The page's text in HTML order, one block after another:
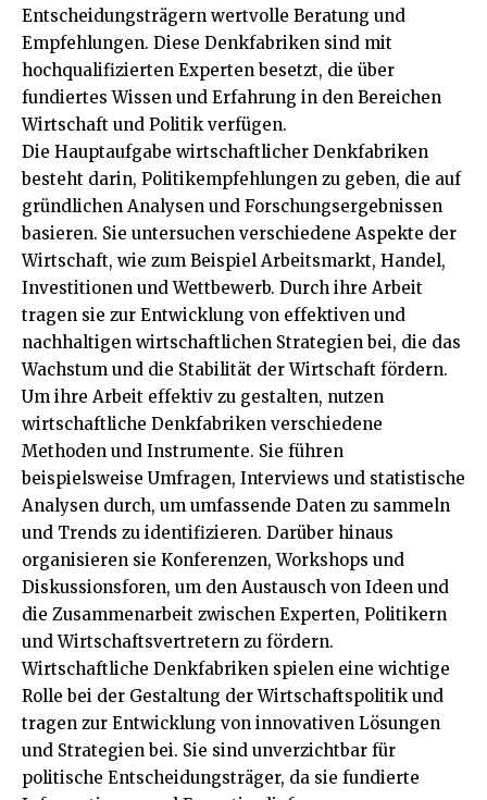
Entscheidungsträgern wertvolle Beratung und
Empfehlungen. Diese Denkfabriken sind mit
hochqualifizierten Experten besetzt, die über
fundiertes Wissen und Erfahrung in den Bereichen
Wirtschaft und Politik verfügen.
Die Hauptaufgabe wirtschaftlicher Denkfabriken
besteht darin, Politikempfehlungen zu geben, die auf
gründlichen Analysen und Forschungsergebnissen
basieren. Sie untersuchen verschiedene Aspekte der
Wirtschaft, wie zum Beispiel Arbeitsmarkt, Handel,
Investitionen und Wettbewerb. Durch ihre Arbeit
tragen sie zur Entwicklung von effektiven und
nachhaltigen wirtschaftlichen Strategien bei, die das
Wachstum und die Stabilität der Wirtschaft fördern.
Um ihre Arbeit effektiv zu gestalten, nutzen
wirtschaftliche Denkfabriken verschiedene
Methoden und Instrumente. Sie führen
beispielsweise Umfragen, Interviews und statistische
Analysen durch, um umfassende Daten zu sammeln
und Trends zu identifizieren. Darüber hinaus
organisieren sie Konferenzen, Workshops und
Diskussionsforen, um den Austausch von Ideen und
die Zusammenarbeit zwischen Experten, Politikern
und Wirtschaftsvertretern zu fördern.
Wirtschaftliche Denkfabriken spielen eine wichtige
Rolle bei der Gestaltung der Wirtschaftspolitik und
tragen zur Entwicklung von innovativen Lösungen
und Strategien bei. Sie sind unverzichtbar für
politische Entscheidungsträger, da sie fundierte